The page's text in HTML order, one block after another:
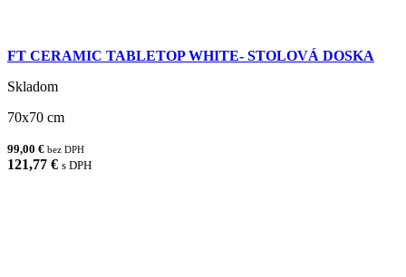
FT CERAMIC TABLETOP WHITE- STOLOVÁ DOSKA
Skladom
70x70 cm
99,00 € bez DPH
121,77 € s DPH